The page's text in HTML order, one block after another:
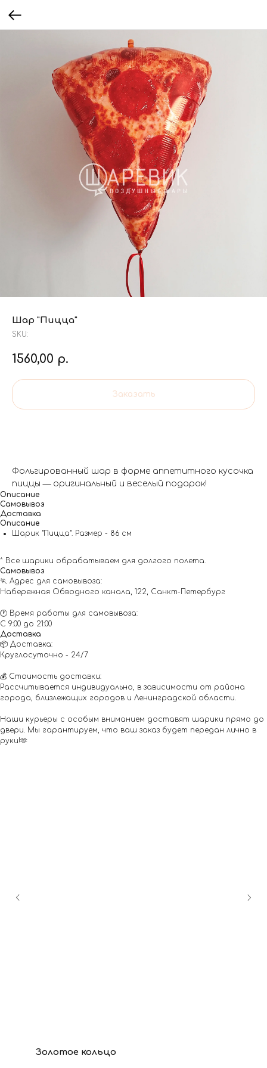
Шар "Пицца"
SKU:
1560,00 р.
Заказать
Фольгированный шар в форме аппетитного кусочка
пиццы — оригинальный и веселый подарок!
Описание
Самовывоз
Доставка
Описание
Шарик "Пицца". Размер - 86 см
* Все шарики обрабатываем для долгого полета.
Самовывоз
🏃 Адрес для самовывоза:
Набережная Обводного канала, 122, Санкт-Петербург
🕐 Время работы для самовывоза:
С 9:00 до 21:00
Доставка
📦 Доставка:
Круглосуточно - 24/7
💰 Стоимость доставки:
Рассчитывается индивидуально, в зависимости от района
города, близлежащих городов и Ленинградской области.
Наши курьеры с особым вниманием доставят шарики прямо до
двери. Мы гарантируем, что ваш заказ будет передан лично в
руки!🫶
Золотое кольцо